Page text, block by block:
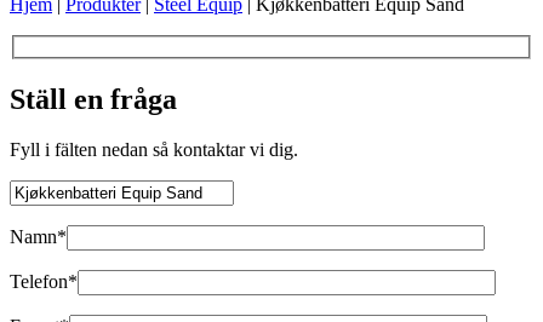
Hjem | Produkter| Steel Equip | Kjøkkenbatteri Equip Sand
Ställ en fråga
Fyll i fälten nedan så kontaktar vi dig.
Namn*
Telefon*